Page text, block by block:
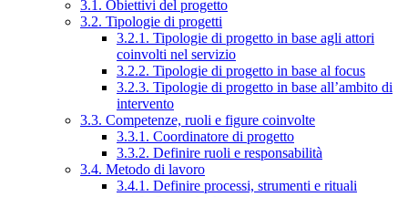
3.1. Obiettivi del progetto
3.2. Tipologie di progetti
3.2.1. Tipologie di progetto in base agli attori
coinvolti nel servizio
3.2.2. Tipologie di progetto in base al focus
3.2.3. Tipologie di progetto in base all’ambito di
intervento
3.3. Competenze, ruoli e figure coinvolte
3.3.1. Coordinatore di progetto
3.3.2. Definire ruoli e responsabilità
3.4. Metodo di lavoro
3.4.1. Definire processi, strumenti e rituali